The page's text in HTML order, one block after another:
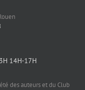
14H-17H
des auteurs et du Club